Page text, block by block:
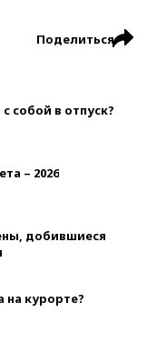
Поделиться
собой в отпуск?
– 2026
добившиеся
на курорте?